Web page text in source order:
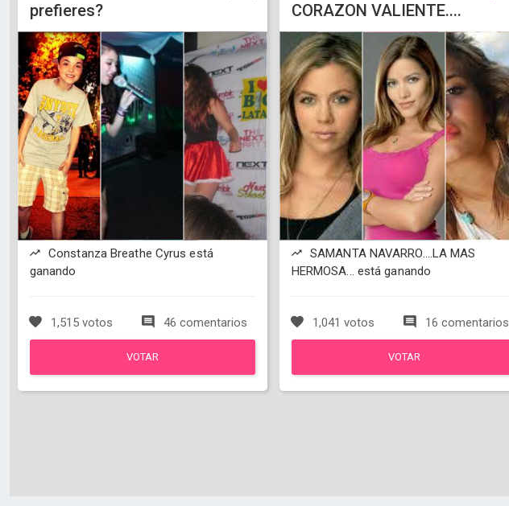
prefieres?
Constanza Breathe Cyrus está
ganando
1,515 votos 46 comentarios
VOTAR
CORAZON VALIENTE....
SAMANTA NAVARRO....LA MAS
HERMOSA... está ganando
1,041 votos 16 comentarios
VOTAR